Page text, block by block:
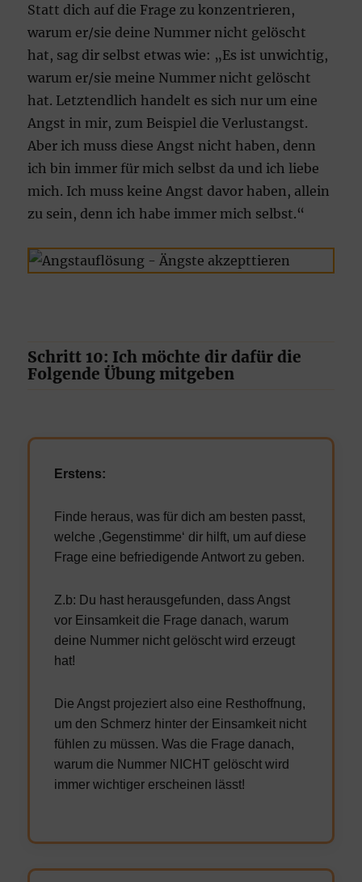
Statt dich auf die Frage zu konzentrieren,
warum er/sie deine Nummer nicht gelöscht
hat, sag dir selbst etwas wie: „Es ist unwichtig,
warum er/sie meine Nummer nicht gelöscht
hat. Letztendlich handelt es sich nur um eine
Angst in mir, zum Beispiel die Verlustangst.
Aber ich muss diese Angst nicht haben, denn
ich bin immer für mich selbst da und ich liebe
mich. Ich muss keine Angst davor haben, allein
zu sein, denn ich habe immer mich selbst.“
Schritt 10: Ich möchte dir dafür die
Folgende Übung mitgeben
Erstens:
Finde heraus, was für dich am besten passt,
welche ‚Gegenstimme‘ dir hilft, um auf diese
Frage eine befriedigende Antwort zu geben.
Z.b: Du hast herausgefunden, dass Angst
vor Einsamkeit die Frage danach, warum
deine Nummer nicht gelöscht wird erzeugt
hat!
Die Angst projeziert also eine Resthoffnung,
um den Schmerz hinter der Einsamkeit nicht
fühlen zu müssen. Was die Frage danach,
warum die Nummer NICHT gelöscht wird
immer wichtiger erscheinen lässt!